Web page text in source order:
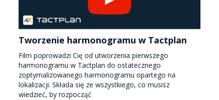
Tworzenie harmonogramu w Tactplan
Film poprowadzi Cię od utworzenia pierwszego
harmonogramu w Tactplan do ostatecznego
zoptymalizowanego harmonogramu opartego na
lokalizacji. Składa się ze wszystkiego, co musisz
wiedzieć, by rozpocząć